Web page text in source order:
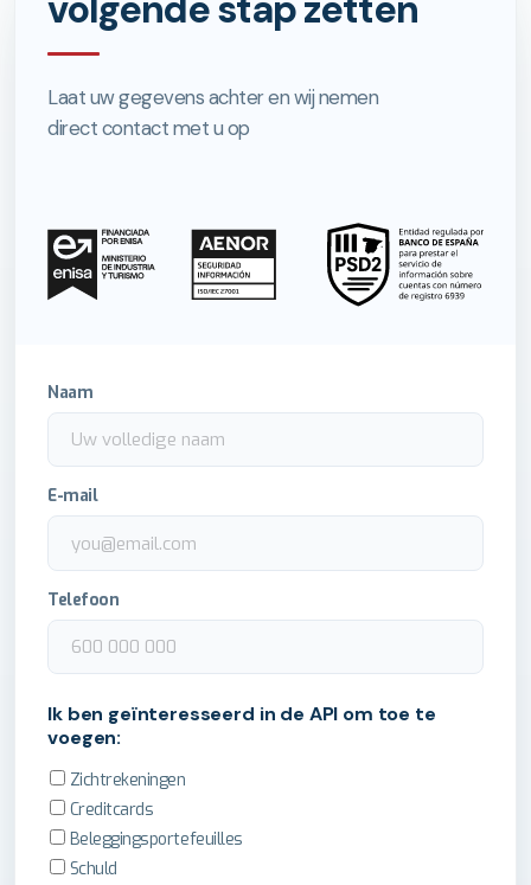
Laat uw gegevens achter en wij nemen
direct contact met u op
Naam
E-mail
Telefoon
Ik ben geïnteresseerd in de API om toe te
voegen:
Zichtrekeningen
Creditcards
Beleggingsportefeuilles
Schuld